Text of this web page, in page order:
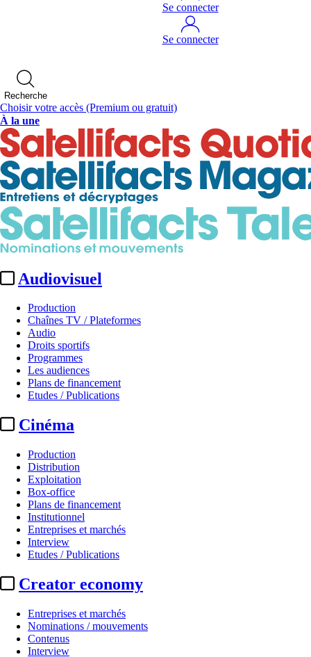
Se connecter
Se connecter
Recherche
Choisir votre accès (Premium ou gratuit)
À la une
Audiovisuel
Production
Chaînes TV / Plateformes
Audio
Droits sportifs
Programmes
Les audiences
Plans de financement
Etudes / Publications
Cinéma
Production
Distribution
Exploitation
Box-office
Plans de financement
Institutionnel
Entreprises et marchés
Interview
Etudes / Publications
Creator economy
Entreprises et marchés
Nominations / mouvements
Contenus
Interview